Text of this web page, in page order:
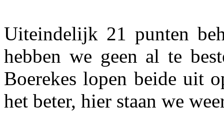
Uiteindelijk 21 punten
hebben we geen al te
Boerekes lopen beide uit
het beter, hier staan we